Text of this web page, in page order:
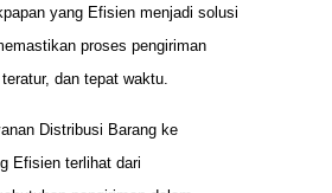
yang Efisien menjadi solusi
proses pengiriman
dan tepat waktu.
Distribusi Barang ke
Efisien terlihat dari